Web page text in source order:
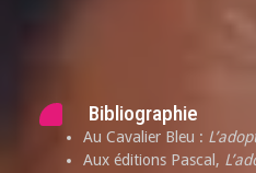
Bibliographie
Au Cavalier Bleu :
Aux éditions Pascal,